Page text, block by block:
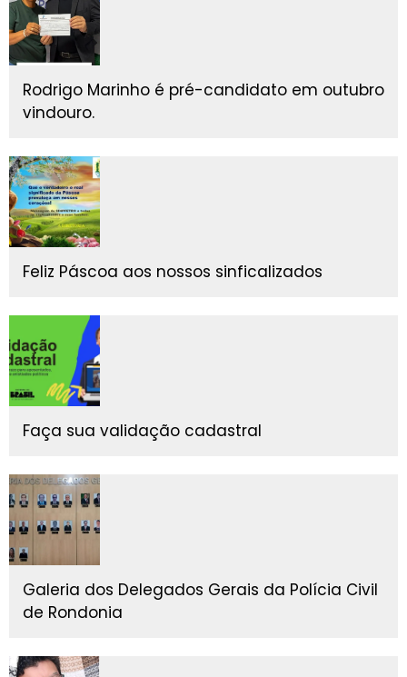
Rodrigo Marinho é pré-candidato em outubro
vindouro.
Feliz Páscoa aos nossos sinficalizados
Faça sua validação cadastral
Galeria dos Delegados Gerais da Polícia Civil
de Rondonia